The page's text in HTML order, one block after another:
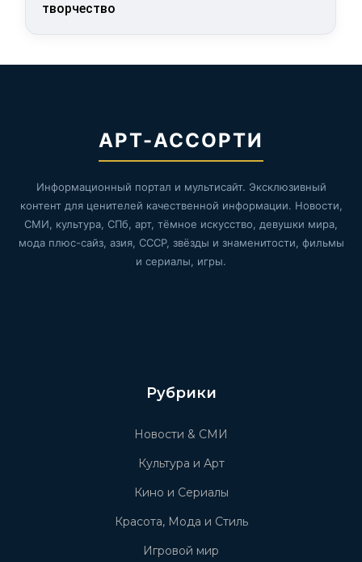
творчество
АРТ-АССОРТИ
Информационный портал и мультисайт. Эксклюзивный
контент для ценителей качественной информации. Новости,
СМИ, культура, СПб, арт, тёмное искусство, девушки мира,
мода плюс-сайз, азия, СССР, звёзды и знаменитости, фильмы
и сериалы, игры.
Рубрики
Новости & СМИ
Культура и Арт
Кино и Сериалы
Красота, Мода и Стиль
Игровой мир